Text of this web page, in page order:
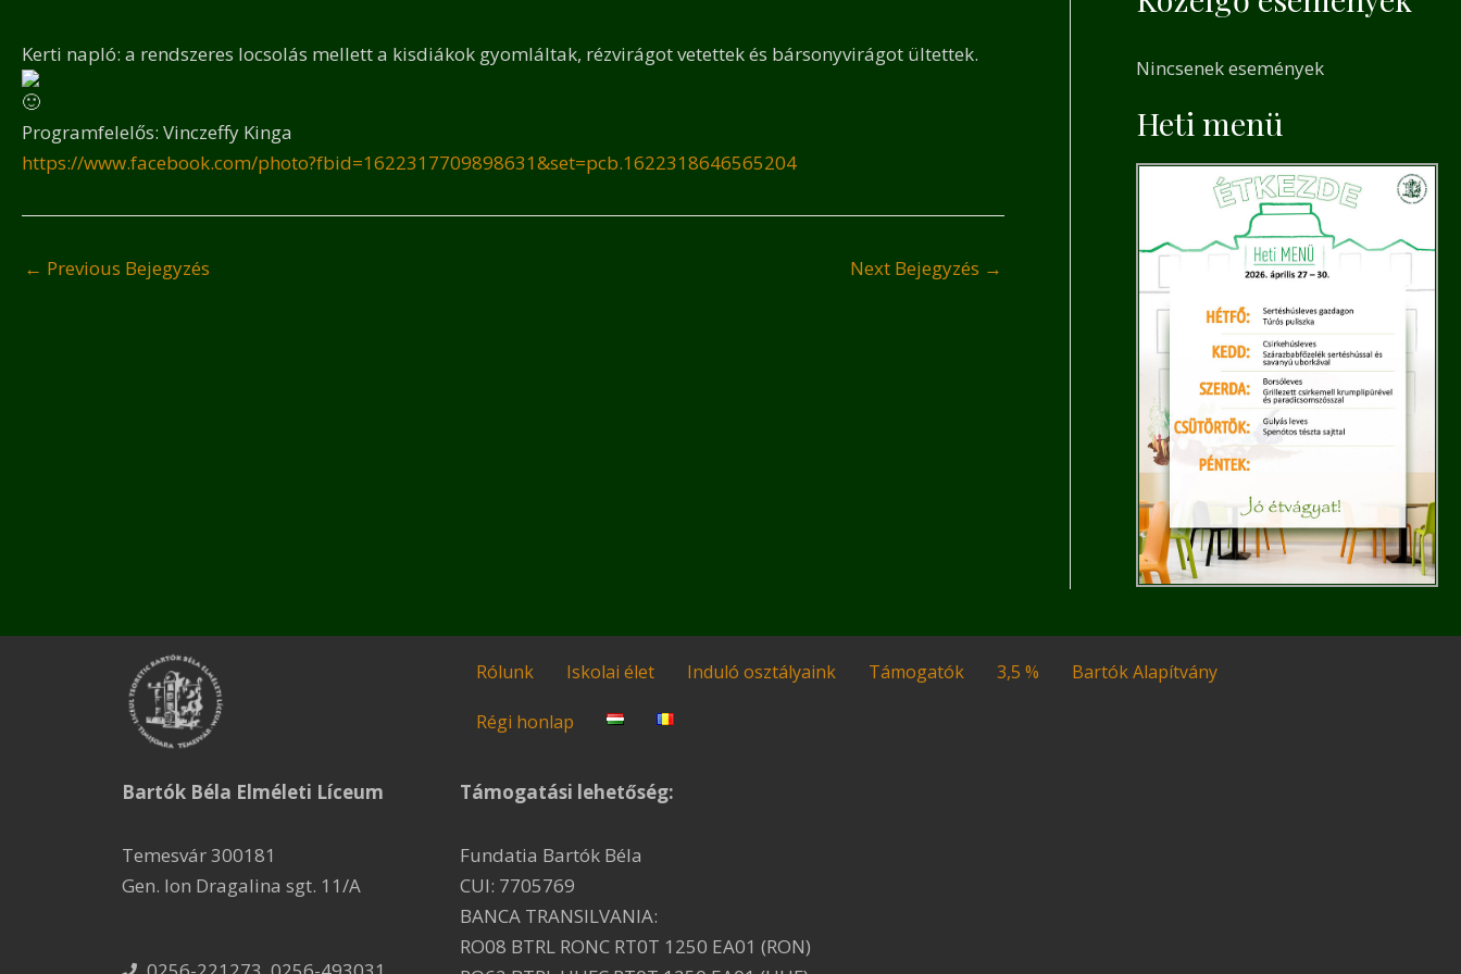
Kerti napló: a rendszeres locsolás mellett a kisdiákok gyomláltak, rézvirágot vetettek és bársonyvirágot ültettek.
Programfelelős: Vinczeffy Kinga
https://www.facebook.com/photo?fbid=1622317709898631&set=pcb.1622318646565204
← Previous Bejegyzés Next Bejegyzés →
c
h
Nincsenek események
Heti menü
Bartók Béla Elméleti Líceum
Temesvár 300181
Gen. Ion Dragalina sgt. 11/A
Rólunk Iskolai élet Induló osztályaink Támogatók 3,5 % Bartók Alapítvány
Régi honlap
Támogatási lehetőség:
Fundatia Bartók Béla
CUI: 7705769
BANCA TRANSILVANIA:
RO08 BTRL RONC RT0T 1250 EA01 (RON)